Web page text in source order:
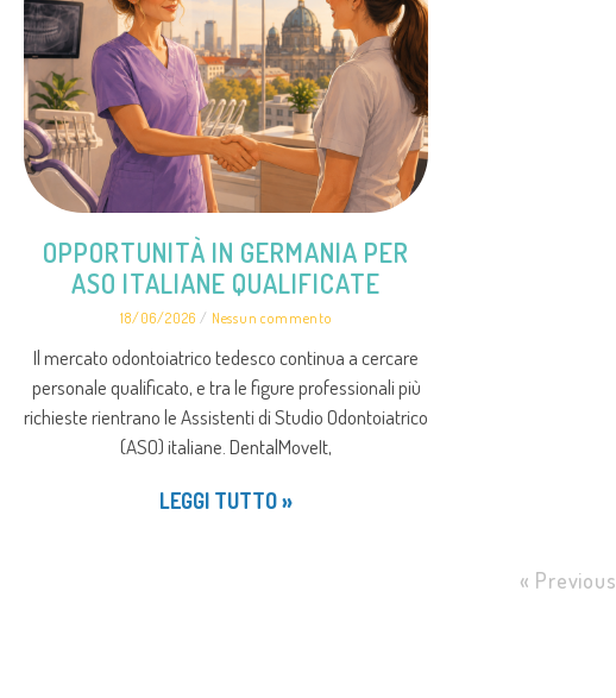
OPPORTUNITÀ IN GERMANIA PER
ASO ITALIANE QUALIFICATE
18/06/2026 Nessun commento
Il mercato odontoiatrico tedesco continua a cercare
personale qualificato, e tra le figure professionali più
richieste rientrano le Assistenti di Studio Odontoiatrico
(ASO) italiane. DentalMoveIt,
LEGGI TUTTO »
« Previous